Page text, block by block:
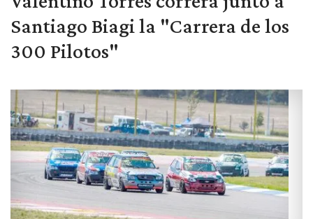
Santiago Biagi la "Carrera de los
300 Pilotos"